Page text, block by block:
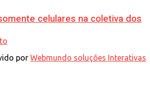
celulares na coletiva dos
por Webmundo soluções Interativas